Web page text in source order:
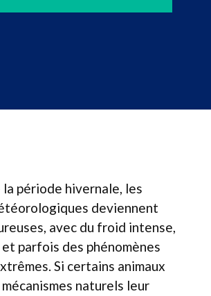
la période hivernale, les
deviennent
avec du froid intense,
parfois des phénomènes
Si certains animaux
naturels leur